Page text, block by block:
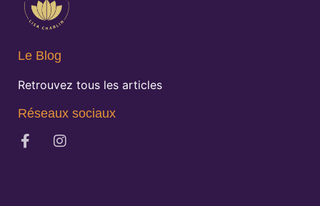
Le Blog
Retrouvez tous les articles
Réseaux sociaux